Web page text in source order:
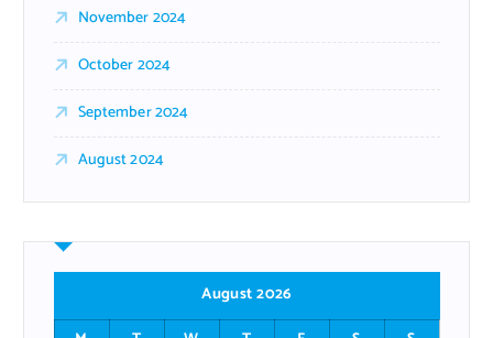
November 2024
October 2024
September 2024
August 2024
August 2026